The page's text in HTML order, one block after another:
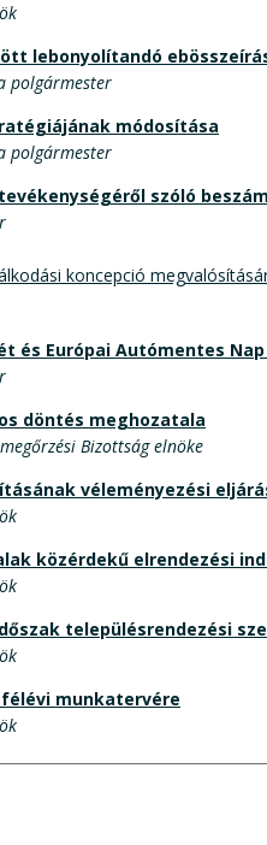
lebonyolítandó
polgármester
módosítása
polgármester
szóló
koncepció
és Európai Autómentes
döntés meghozatala
Bizottság elnöke
véleményezési
közérdekű elrendezési
településrendezési
félévi munkatervére